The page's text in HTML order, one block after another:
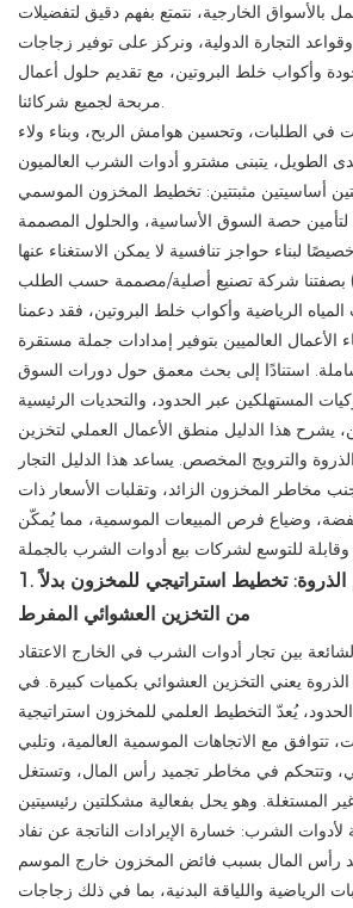
بالأسواق الخارجية، نتمتع بفهم دقيق لتفضيلات
وقواعد التجارة الدولية، ونركز على توفير زجاجات
وأكواب خلط البروتين، مع تقديم حلول أعمال
مربحة لجميع شركائنا.
في الطلبات، وتحسين هوامش الربح، وبناء ولاء
الطويل، يتبنى مشترو أدوات الشرب العالميون
أساسيتين مثبتتين: تخطيط المخزون الموسمي
لتأمين حصة السوق الأساسية، والحلول المصممة
بصفتنا شركة تصنيع أصلية/مصممة حسب الطلب (OEM/ODM) ذات
الرياضية وأكواب خلط البروتين، فقد دعمنا
العالميين بتوفير إمدادات جملة مستقرة
استنادًا إلى بحث معمق حول دورات السوق
المستهلكين عبر الحدود، والتحديات الرئيسية
يشرح هذا الدليل منطق الأعمال العملي لتخزين
والترويج المخصص. يساعد هذا الدليل التجار
مخاطر المخزون الزائد، وتقلبات الأسعار ذات
وضياع فرص المبيعات الموسمية، مما يُمكّن
1. التخزين خلال موسم الذروة: تخطيط استراتيجي للمخزون بدلاً
من التخزين العشوائي المفرط
بين تجار أدوات الشرب في الخارج الاعتقاد
يعني التخزين العشوائي بكميات كبيرة. في
يُعدّ التخطيط العلمي للمخزون استراتيجية
تتوافق مع الاتجاهات الموسمية العالمية، وتلبي
وتتحكم في مخاطر تجميد رأس المال، وتستغل
المستغلة. وهو يحل بفعالية مشكلتين رئيسيتين
لأدوات الشرب: خسارة الإيرادات الناتجة عن نفاد
الرياضية واللياقة البدنية، بما في ذلك زجاجات